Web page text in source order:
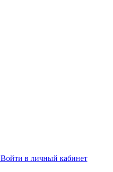
Войти в личный кабинет